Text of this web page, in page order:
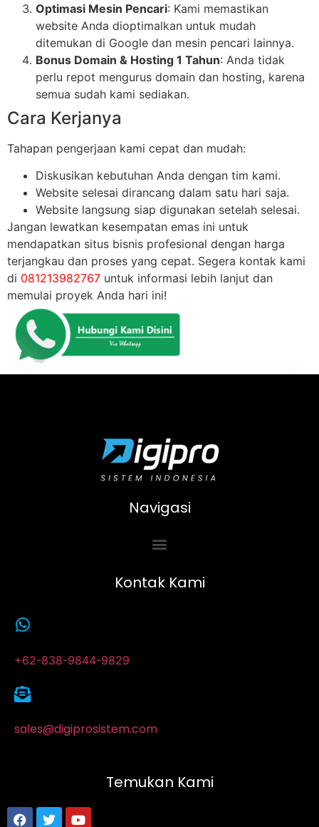
Optimasi Mesin Pencari: Kami memastikan
website Anda dioptimalkan untuk mudah
ditemukan di Google dan mesin pencari lainnya.
Bonus Domain & Hosting 1 Tahun: Anda tidak
perlu repot mengurus domain dan hosting, karena
semua sudah kami sediakan.
Cara Kerjanya
Tahapan pengerjaan kami cepat dan mudah:
Diskusikan kebutuhan Anda dengan tim kami.
Website selesai dirancang dalam satu hari saja.
Website langsung siap digunakan setelah selesai.
Jangan lewatkan kesempatan emas ini untuk
mendapatkan situs bisnis profesional dengan harga
terjangkau dan proses yang cepat. Segera kontak kami
di 081213982767 untuk informasi lebih lanjut dan
memulai proyek Anda hari ini!
Navigasi
Kontak Kami
+62-838-9844-9829
sales@digiprosistem.com
Temukan Kami